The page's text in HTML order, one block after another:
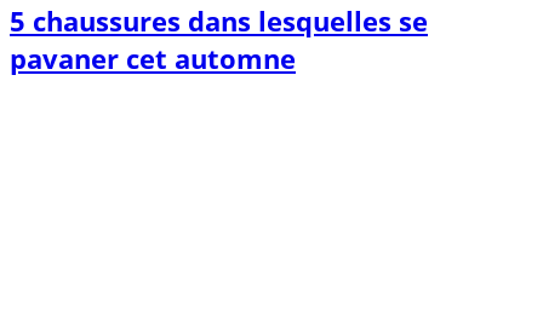
5 chaussures dans lesquelles se
pavaner cet automne